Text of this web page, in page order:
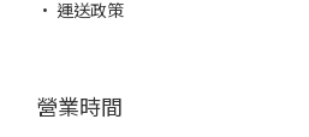
• 運送政策
營業時間